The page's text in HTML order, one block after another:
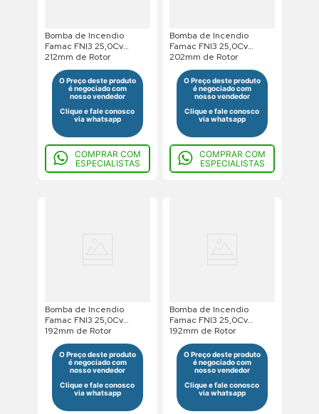
Bomba de Incendio
Famac FNI3 25,0Cv
212mm de Rotor
220/380/440V Trifasico
Saída Roscada
O Preço deste produto
é negociado com
nosso vendedor
Clique e fale conosco
via whatsapp
COMPRAR COM
ESPECIALISTAS
Bomba de Incendio
Famac FNI3 25,0Cv
202mm de Rotor
220/380/440V Trifasico
Saída Roscada
O Preço deste produto
é negociado com
nosso vendedor
Clique e fale conosco
via whatsapp
COMPRAR COM
ESPECIALISTAS
Bomba de Incendio
Famac FNI3 25,0Cv
192mm de Rotor
380/660V Trifasico Saída
Roscada
O Preço deste produto
é negociado com
nosso vendedor
Clique e fale conosco
via whatsapp
Bomba de Incendio
Famac FNI3 25,0Cv
192mm de Rotor
220/380/440V Trifasico
Saída Roscada
O Preço deste produto
é negociado com
nosso vendedor
Clique e fale conosco
via whatsapp